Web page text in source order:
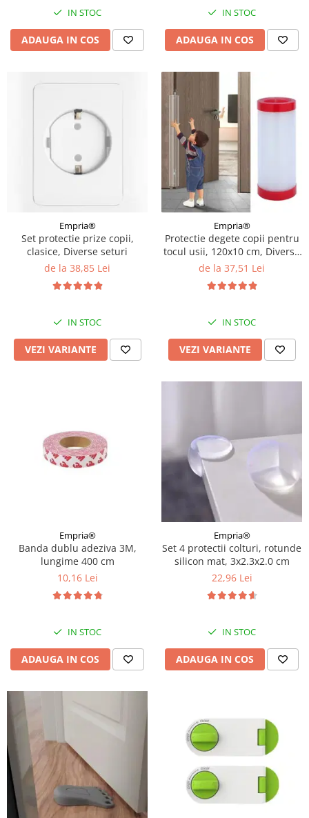
IN STOC
ADAUGA IN COS
IN STOC
ADAUGA IN COS
Empria®
Set protectie prize copii,
clasice, Diverse seturi
de la 38,85 Lei
IN STOC
VEZI VARIANTE
Empria®
Protectie degete copii pentru
tocul usii, 120x10 cm, Diverse
dimensiuni
de la 37,51 Lei
IN STOC
VEZI VARIANTE
Empria®
Banda dublu adeziva 3M,
lungime 400 cm
10,16 Lei
IN STOC
ADAUGA IN COS
Empria®
Set 4 protectii colturi, rotunde
silicon mat, 3x2.3x2.0 cm
22,96 Lei
IN STOC
ADAUGA IN COS